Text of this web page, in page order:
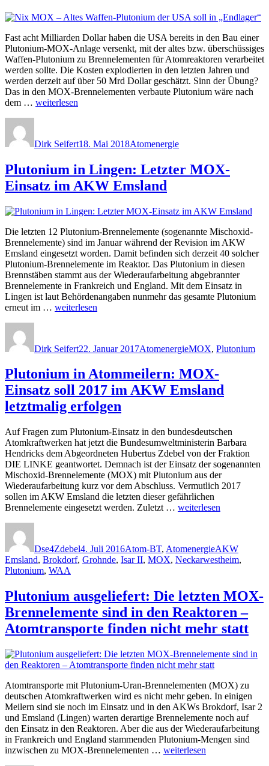
Fast acht Milliarden Dollar haben die USA bereits in den Bau einer
Plutonium-MOX-Anlage versenkt, mit der altes bzw. überschüssiges
Waffen-Plutonium zu Brennelementen für Atomreaktoren verarbeitet
werden sollte. Die Kosten explodierten in den letzten Jahren und
werden derzeit auf über 50 Mrd Dollar geschätzt. Sinn der Übung?
Das in den MOX-Brennelementen verbaute Plutonium wäre nach
dem … „Nix
Waffen-
der
USA
soll
„Endlager““
weiterlesen
Dirk Seifert18. Mai 2018Atomenergie
Plutonium in Lingen: Letzter MOX-
Einsatz im AKW Emsland
Die letzten 12 Plutonium-Brennelemente (sogenannte Mischoxid-
Brennelemente) sind im Januar während der Revision im AKW
Emsland eingesetzt worden. Damit befinden sich derzeit 40 solcher
Plutonium-Brennelemente im Reaktor. Das Plutonium in diesen
Brennstäben stammt aus der Wiederaufarbeitung abgebrannter
Brennelemente in Frankreich und England. Mit dem Einsatz in
Lingen ist laut Behördenangaben nunmehr das gesamte Plutonium
erneut im … „Plutonium
MOX-
im
AKW
Emsland“
weiterlesen
Dirk Seifert22. Januar 2017AtomenergieMOX, Plutonium
Plutonium in Atommeilern: MOX-
Einsatz soll 2017 im AKW Emsland
letztmalig erfolgen
Auf Fragen zum Plutonium-Einsatz in den bundesdeutschen
Atomkraftwerken hat jetzt die Bundesumweltministerin Barbara
Hendricks dem Abgeordneten Hubertus Zdebel von der Fraktion
DIE LINKE geantwortet. Demnach ist der Einsatz der sogenannten
Mischoxid-Brennelemente (MOX) mit Plutonium aus der
Wiederaufarbeitung kurz vor dem Abschluss. Vermutlich 2017
sollen im AKW Emsland die letzten dieser gefährlichen
Brennelemente eingesetzt werden. Zuletzt … „Plutonium
Einsatz
soll
AKW
Emsland
letztmalig
erfolgen“
weiterlesen
Dse4Zdebel4. Juli 2016Atom-BT, AtomenergieAKW
Emsland, Brokdorf, Grohnde, Isar II, MOX, Neckarwestheim,
Plutonium, WAA
Plutonium ausgeliefert: Die letzten MOX-
Brennelemente sind in den Reaktoren –
Atomtransporte finden nicht mehr statt
Atomtransporte mit Plutonium-Uran-Brennelementen (MOX) zu
deutschen Atomkraftwerken wird es nicht mehr geben. In einigen
Meilern sind sie noch im Einsatz und in den AKWs Brokdorf, Isar 2
und Emsland (Lingen) warten derartige Brennelemente noch auf
den Einsatz in den Reaktoren. Aber die aus der Wiederaufarbeitung
in Frankreich und England stammenden Plutonium-Mengen sind
inzwischen zu MOX-Brennelementen … „Plutonium
weiterlesen